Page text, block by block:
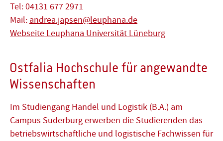
Tel: 04131 677 2971
Mail: andrea.japsen@leuphana.de
Webseite Leuphana Universität Lüneburg
Ostfalia Hochschule für angewandte
Wissenschaften
Im Studiengang Handel und Logistik (B.A.) am
Campus Suderburg erwerben die Studierenden das
betriebswirtschaftliche und logistische Fachwissen für